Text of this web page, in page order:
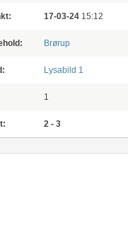
17-03-24 15:12
Brørup
Lysabild 1
1
2 - 3